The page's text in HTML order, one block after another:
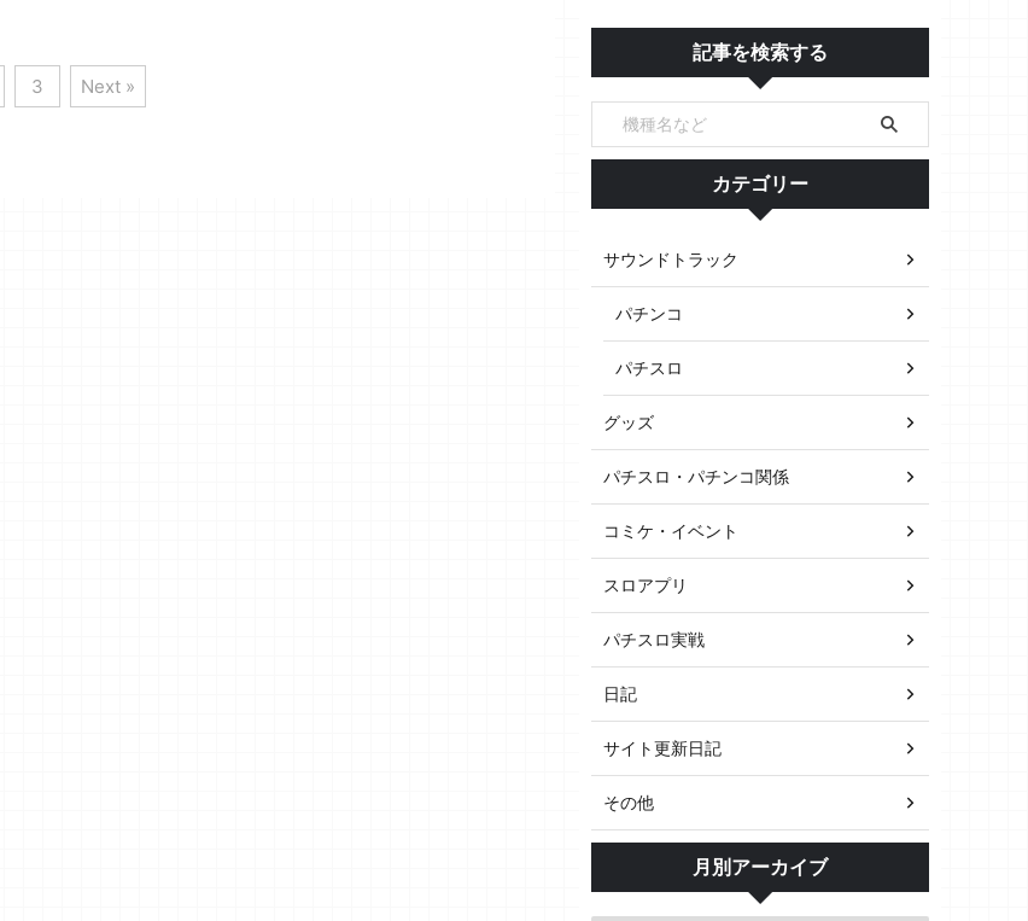
3 Next »
記事を検索する
カテゴリー
サウンドトラック
パチンコ
パチスロ
グッズ
パチスロ・パチンコ関係
コミケ・イベント
スロアプリ
パチスロ実戦
日記
サイト更新日記
その他
月別アーカイブ